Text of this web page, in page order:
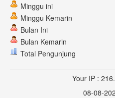
Minggu ini
Minggu Kemarin
Bulan Ini
Bulan Kemarin
Total Pengunjung
Your IP :
08-08-